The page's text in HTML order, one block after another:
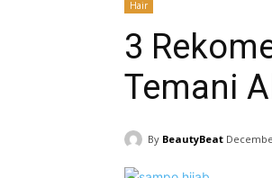
Hair
3
Temani
By BeautyBeat